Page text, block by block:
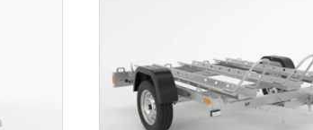
Plancher :Plancher en